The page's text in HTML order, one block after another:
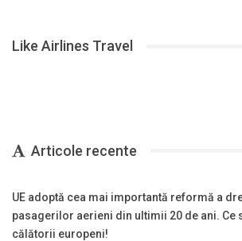
Like Airlines Travel
Articole recente
UE adoptă cea mai importantă reformă a
pasagerilor aerieni din ultimii 20 de ani. Ce
călătorii europeni!